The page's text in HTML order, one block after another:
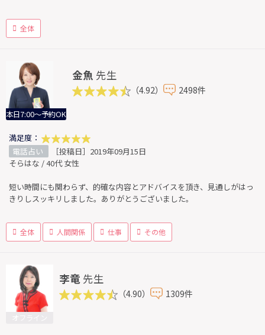
全体
本日7:00～予約OK
金魚 先生
（4.92） 2498件
満足度：
電話占い
［投稿日］2019年09月15日
そらはな / 40代 女性
短い時間にも関わらず、的確な内容とアドバイスを頂き、見通しがはっ
きりしスッキリしました。ありがとうございました。
全体 人間関係 仕事 その他
李竜 先生
（4.90） 1309件